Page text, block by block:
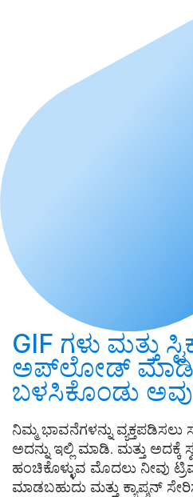
GIF ಗಳು ಮತ್ತು
ಅಪ್‌ಲೋಡ್ ಮಾಡಿ
ಬಳಸಿಕೊಂಡು
ನಿಮ್ಮ ಭಾವನೆಗಳನ್ನು
ಅದನ್ನು ಇಲ್ಲಿ ಮಾಡಿ. ಮತ್ತು ಅದಕ್ಕೆ
ಹಂಚಿಕೊಳ್ಳುವ ಮೊದಲು ನೀವು
ಮಾಡಬಹುದು ಮತ್ತು ಕ್ಯಾಪ್ಶನ್